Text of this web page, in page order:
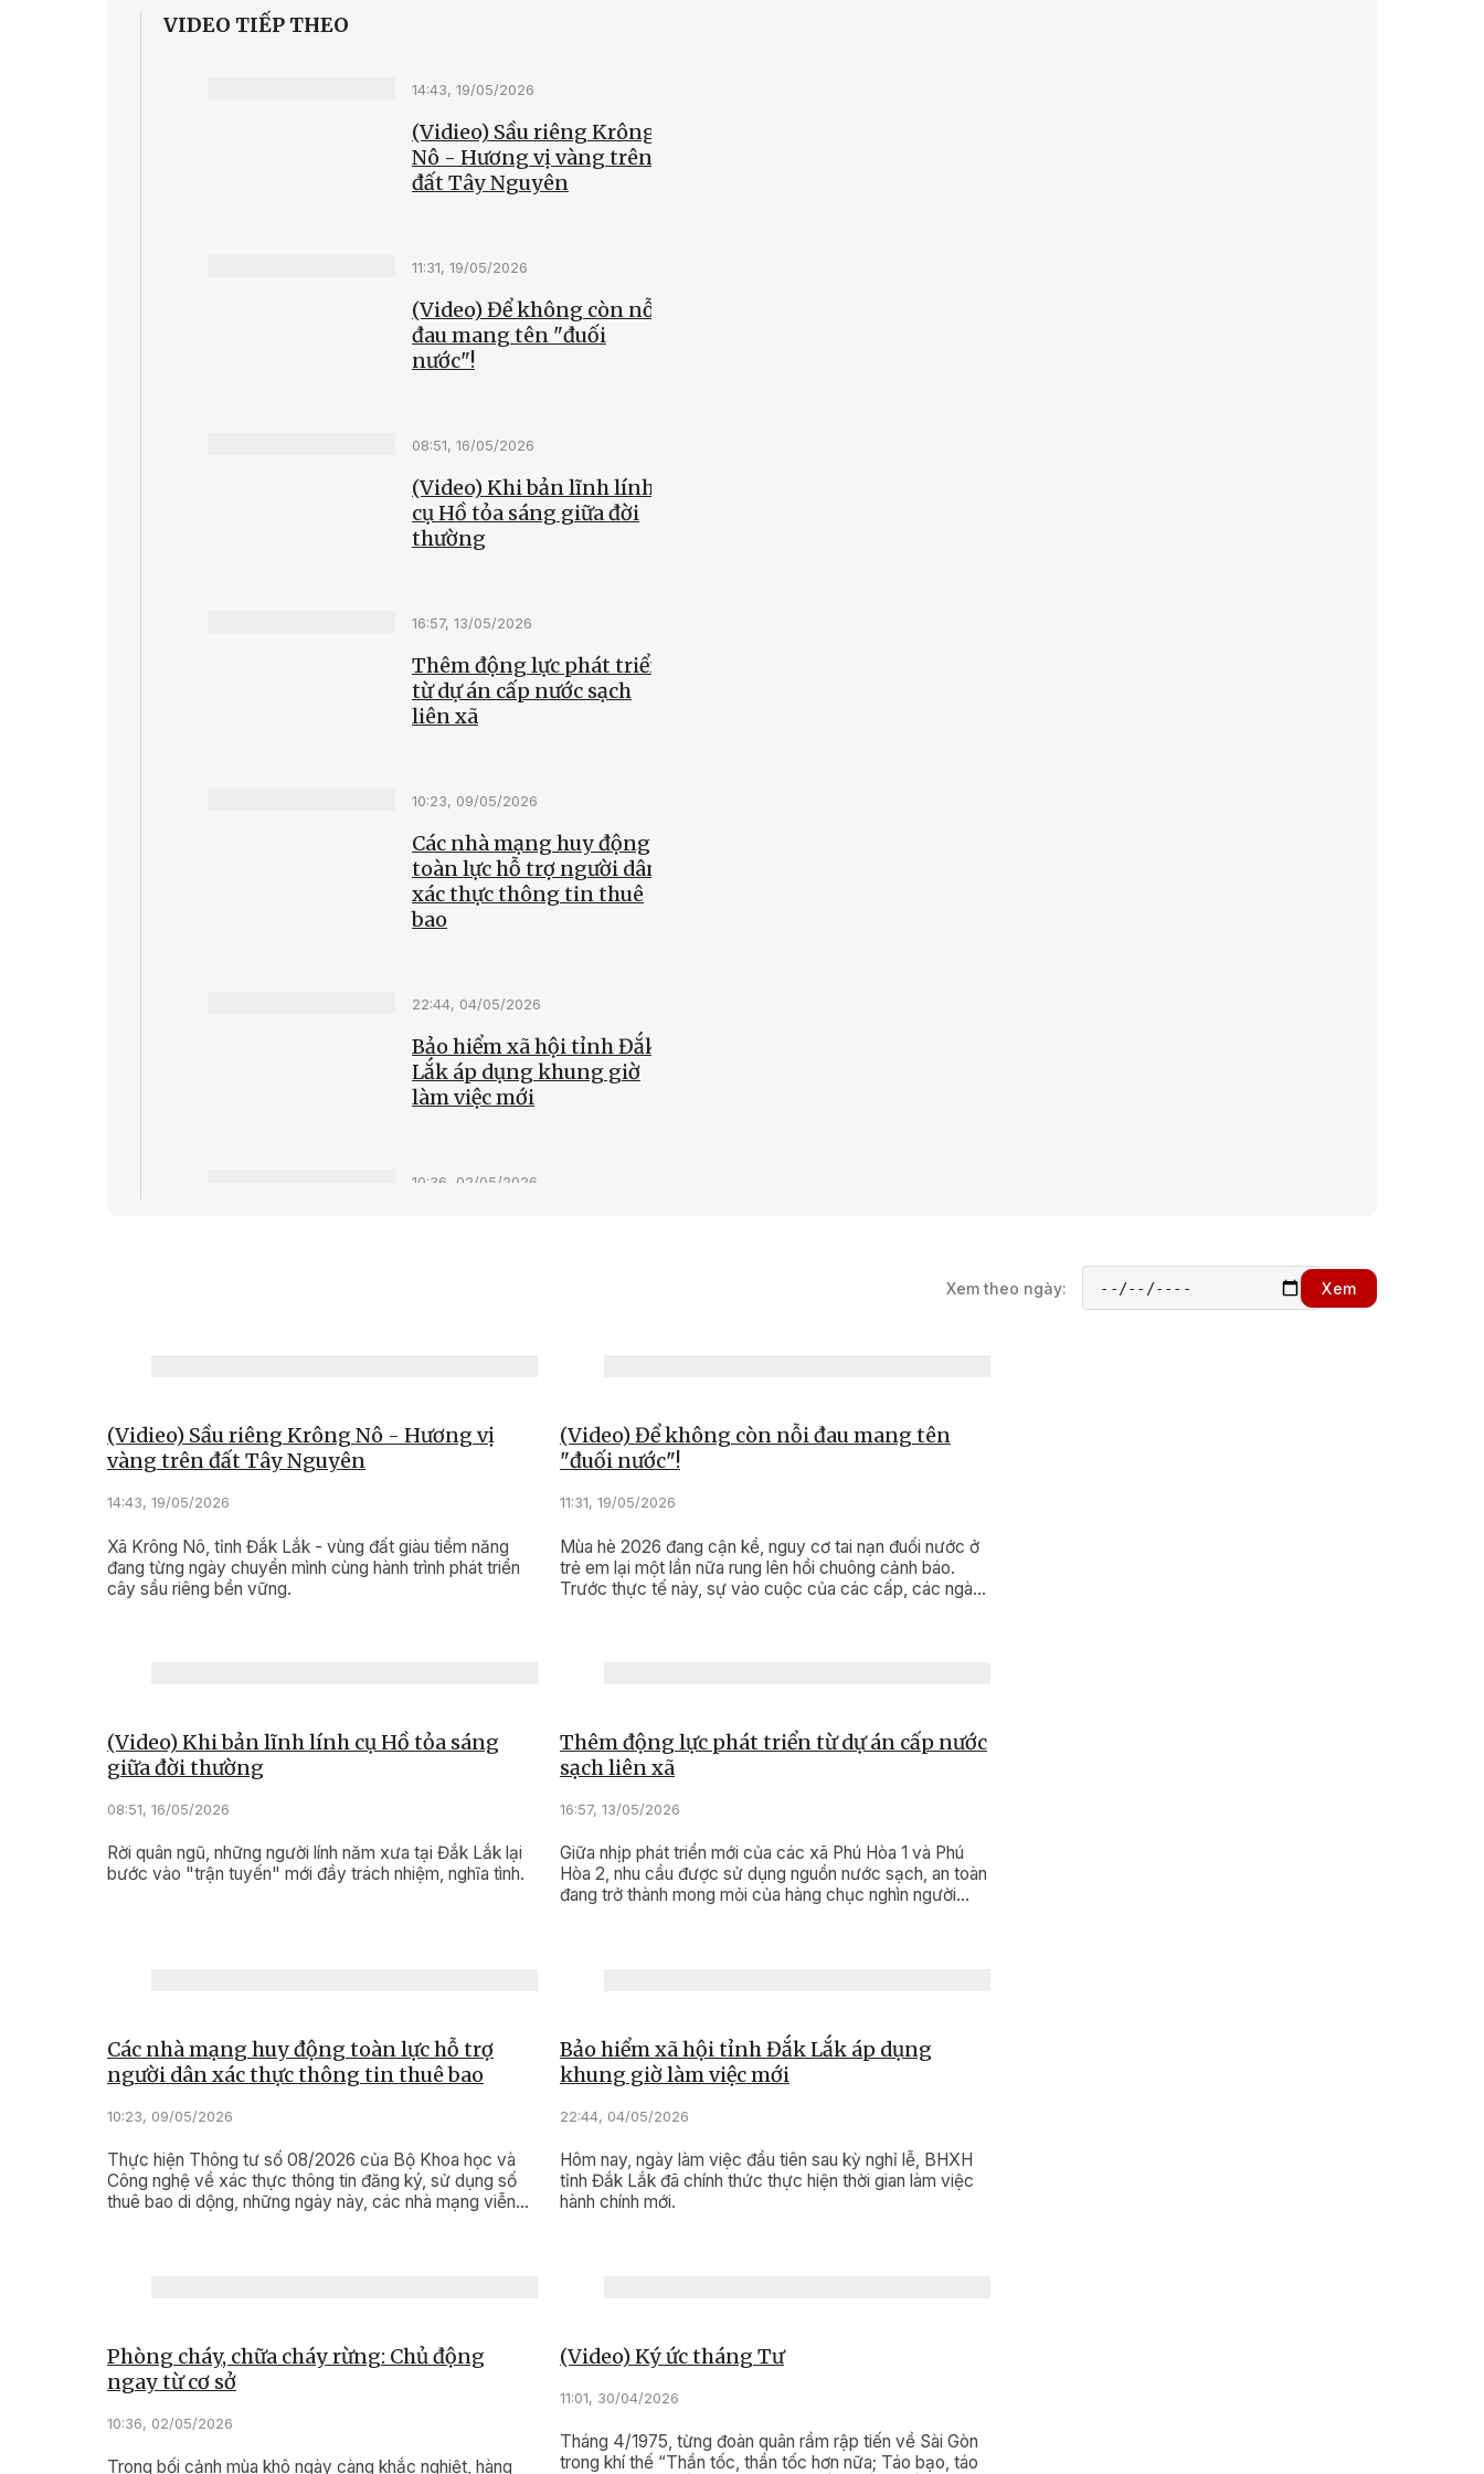
VIDEO TIẾP THEO
14:43, 19/05/2026
(Vidieo) Sầu riêng Krông
Nô - Hương vị vàng trên
đất Tây Nguyên
11:31, 19/05/2026
(Video) Để không còn nỗi
đau mang tên "đuối
nước"!
08:51, 16/05/2026
(Video) Khi bản lĩnh lính
cụ Hồ tỏa sáng giữa đời
thường
16:57, 13/05/2026
Thêm động lực phát triển
từ dự án cấp nước sạch
liên xã
10:23, 09/05/2026
Các nhà mạng huy động
toàn lực hỗ trợ người dân
xác thực thông tin thuê
bao
22:44, 04/05/2026
Bảo hiểm xã hội tỉnh Đắk
Lắk áp dụng khung giờ
làm việc mới
10:36, 02/05/2026
Xem theo ngày: Xem
(Vidieo) Sầu riêng Krông Nô - Hương vị
vàng trên đất Tây Nguyên
14:43, 19/05/2026
Xã Krông Nô, tỉnh Đắk Lắk - vùng đất giàu tiềm năng
đang từng ngày chuyển mình cùng hành trình phát triển
cây sầu riêng bền vững.
(Video) Để không còn nỗi đau mang tên
"đuối nước"!
11:31, 19/05/2026
Mùa hè 2026 đang cận kề, nguy cơ tai nạn đuối nước ở
trẻ em lại một lần nữa rung lên hồi chuông cảnh báo.
Trước thực tế này, sự vào cuộc của các cấp, các ngành
(Video) Khi bản lĩnh lính cụ Hồ tỏa sáng
giữa đời thường
08:51, 16/05/2026
Rời quân ngũ, những người lính năm xưa tại Đắk Lắk lại
bước vào "trận tuyến" mới đầy trách nhiệm, nghĩa tình.
Thêm động lực phát triển từ dự án cấp nước
sạch liên xã
16:57, 13/05/2026
Giữa nhịp phát triển mới của các xã Phú Hòa 1 và Phú
Hòa 2, nhu cầu được sử dụng nguồn nước sạch, an toàn
đang trở thành mong mỏi của hàng chục nghìn người
Các nhà mạng huy động toàn lực hỗ trợ
người dân xác thực thông tin thuê bao
10:23, 09/05/2026
Thực hiện Thông tư số 08/2026 của Bộ Khoa học và
Công nghệ về xác thực thông tin đăng ký, sử dụng số
thuê bao di dộng, những ngày này, các nhà mạng viễn
Bảo hiểm xã hội tỉnh Đắk Lắk áp dụng
khung giờ làm việc mới
22:44, 04/05/2026
Hôm nay, ngày làm việc đầu tiên sau kỳ nghỉ lễ, BHXH
tỉnh Đắk Lắk đã chính thức thực hiện thời gian làm việc
hành chính mới.
Phòng cháy, chữa cháy rừng: Chủ động
ngay từ cơ sở
10:36, 02/05/2026
Trong bối cảnh mùa khô ngày càng khắc nghiệt, hàng
(Video) Ký ức tháng Tư
11:01, 30/04/2026
Tháng 4/1975, từng đoàn quân rầm rập tiến về Sài Gòn
trong khí thế “Thần tốc, thần tốc hơn nữa; Táo bạo, táo